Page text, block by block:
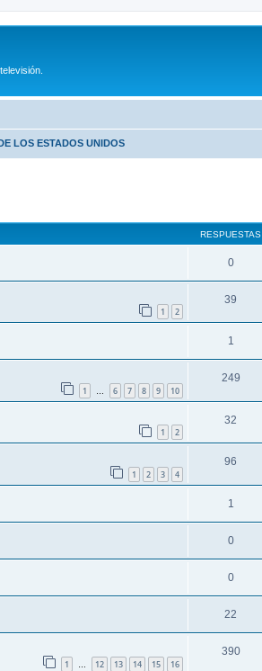
LOS ESTADOS UNIDOS
RESPUESTAS
0
1 2
39
1
1 … 6 7 8 9 10
249
1 2
32
1 2 3 4
96
1
0
0
22
1 … 12 13 14 15 16
390